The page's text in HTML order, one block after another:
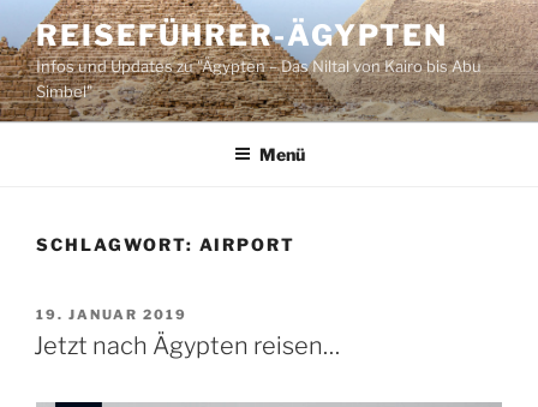
Inhalt
springen
REISEFÜHRER-ÄGYPTEN
Infos und Updates zu "Ägypten – Das Niltal von Kairo bis Abu
Simbel"
Menü
SCHLAGWORT: AIRPORT
VERÖFFENTLICHT
AM
19. JANUAR 2019
Jetzt nach Ägypten reisen…